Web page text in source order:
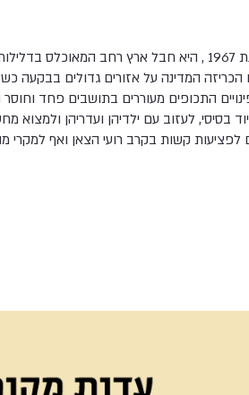
הכריזה המדינה על אזורים גדולים בבקעה
התכופים מעוררים בתושבים פחד
בסיסי, לעזוב עם ילדיהן ועדריהן ולמצוא
קשות בקרב רועי הצאן ואף למקרי